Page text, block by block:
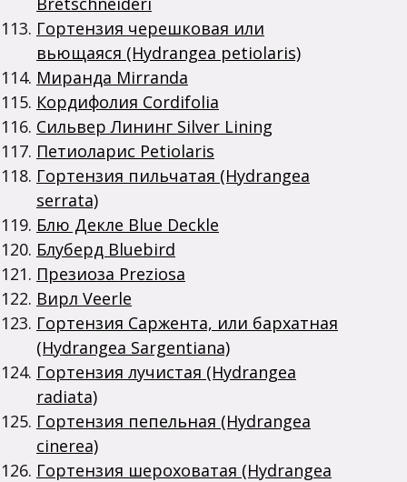
Гортензия черешковая или
вьющаяся (Hydrangea petiolaris)
Миранда Mirranda
Кордифолия Cordifolia
Сильвер Лининг Silver Lining
Петиоларис Рetiolaris
Гортензия пильчатая (Hydrangea
serrata)
Блю Декле Blue Deckle
Блуберд Bluebird
Презиоза Preziosa
Вирл Veerle
Гортензия Саржента, или бархатная
(Hydrangea Sargentiana)
Гортензия лучистая (Hydrangea
radiata)
Гортензия пепельная (Hydrangea
cinerea)
Гортензия шероховатая (Hydrangea